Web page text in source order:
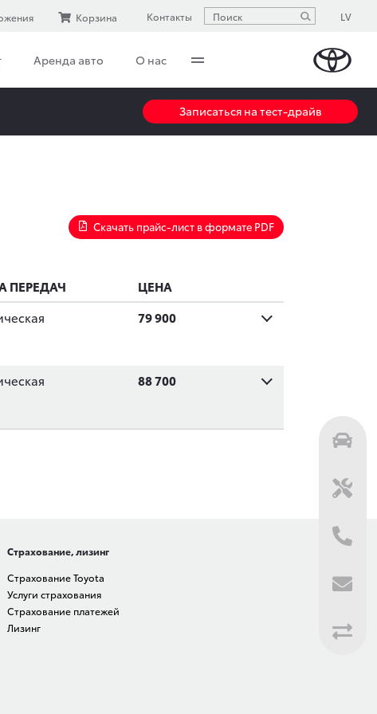
Аренда авто О нас
Корзина Контакты LV
Записаться на тест-драйв
Скачать прайс-лист в формате PDF
ПЕРЕДАЧ
ЦЕНА
79 900
88 700
Страхование, лизинг
Страхование Toyota
Услуги страхования
Страхование платежей
Лизинг